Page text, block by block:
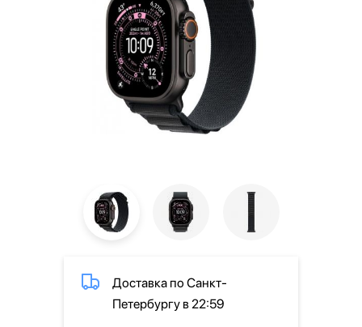
Доставка по Санкт-
Петербургу в 22:59